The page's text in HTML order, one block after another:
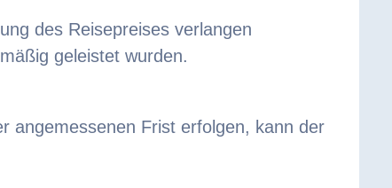
des Reisepreises verlangen
geleistet wurden.
angemessenen Frist erfolgen, kann der